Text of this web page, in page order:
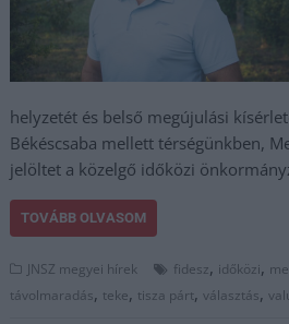
helyzetét és belső megújulási
Békéscsaba mellett térségünkben,
jelöltet a közelgő időközi
TOVÁBB OLVASOM
JNSZ megyei hírek fidesz, időközi,
távolmaradás, teke, tisza párt,választás,